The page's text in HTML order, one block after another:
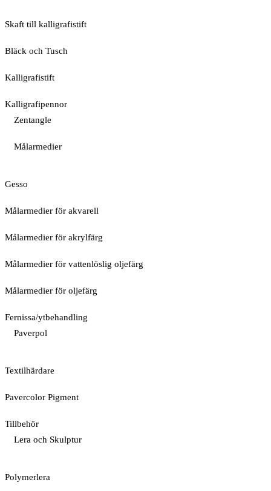
Skaft till kalligrafistift
Bläck och Tusch
Kalligrafistift
Kalligrafipennor
Zentangle
Målarmedier
Gesso
Målarmedier för akvarell
Målarmedier för akrylfärg
Målarmedier för vattenlöslig oljefärg
Målarmedier för oljefärg
Fernissa/ytbehandling
Paverpol
Textilhärdare
Pavercolor Pigment
Tillbehör
Lera och Skulptur
Polymerlera